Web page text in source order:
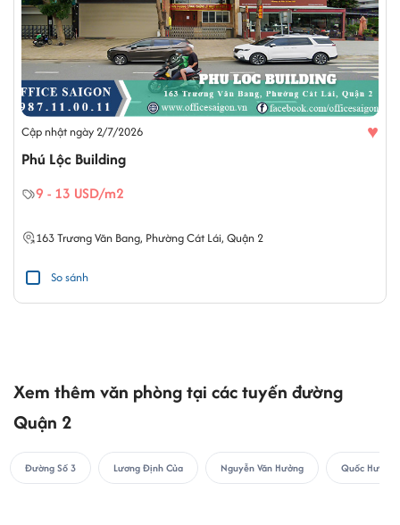
Cập nhật ngày 2/7/2026 ♥
Phú Lộc Building
9 - 13 USD/m2
163Trương Văn Bang, Phường Cát Lái, Quận 2
So sánh
Xem thêm văn phòng tại các tuyến đường
Quận 2
Đường Số 3 Lương Định Của Nguyễn Văn Hưởng Quốc Hương